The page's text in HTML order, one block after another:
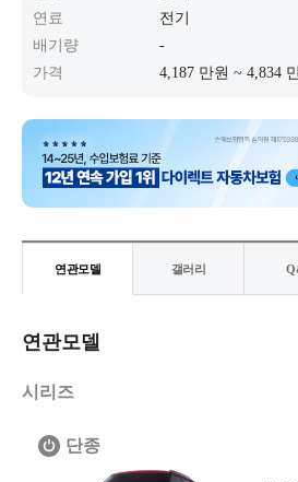
연료
전기
배기량
-
가격
4,187 만원 ~ 4,834
연관모델 갤러리
연관모델
시리즈
단종